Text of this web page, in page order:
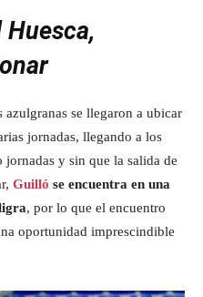
se llegaron a ubicar
jornadas, llegando a los
y sin que la salida de
Guilló se encuentra en una
, por lo que el encuentro
oportunidad imprescindible